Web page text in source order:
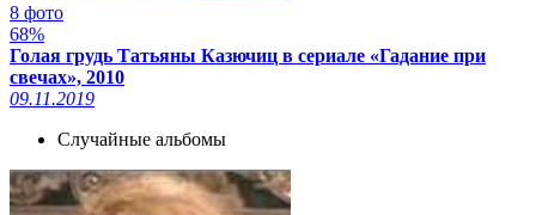
8 фото
68%
Голая грудь Татьяны Казючиц в сериале «Гадание при
свечах», 2010
09.11.2019
Случайные альбомы